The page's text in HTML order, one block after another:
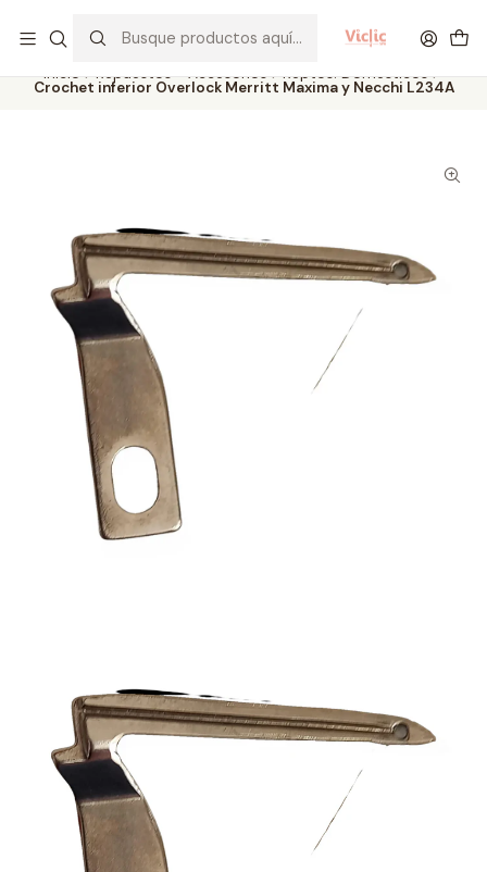
Leer más
Inicio Repuestos - Accesorios Reptos. Domésticos
Crochet inferior Overlock Merritt Maxima y Necchi L234A